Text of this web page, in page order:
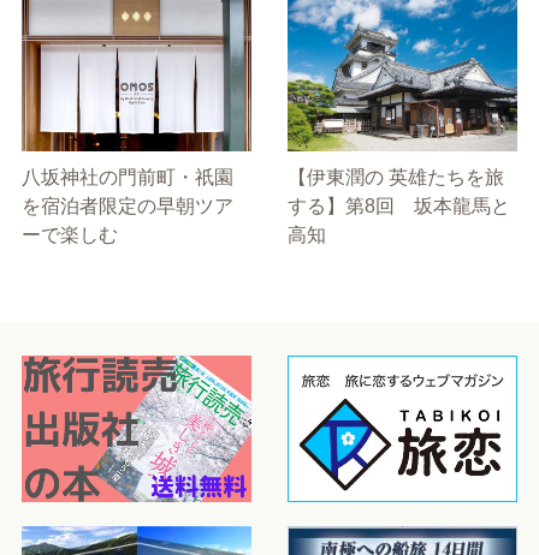
八坂神社の門前町・祇園
を宿泊者限定の早朝ツア
ーで楽しむ
【伊東潤の 英雄たちを旅
する】第8回 坂本龍馬と
高知